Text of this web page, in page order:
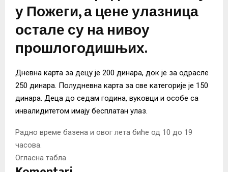
у Пожеги, а цене улазница
остале су на нивоу
прошлогодишњих.
Дневна карта за децу је 200 динара, док је за одрасле
250 динара. Полудневна карта за све категорије је 150
динара. Деца до седам година, вуковци и особе са
инвалидитетом имају бесплатан улаз.
Радно време базена и овог лета биће од 10 до 19
часова.
Огласна табла